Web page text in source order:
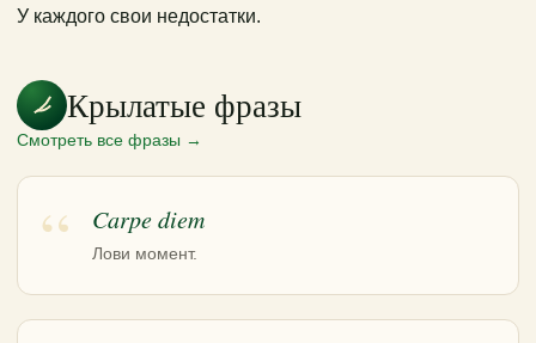
У каждого свои недостатки.
Крылатые фразы
Смотреть все фразы →
Carpe diem
Лови момент.